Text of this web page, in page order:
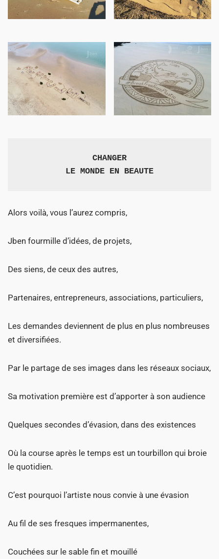
CHANGER
LE MONDE EN BEAUTE
Alors voilà, vous l’aurez compris,
Jben fourmille d’idées, de projets,
Des siens, de ceux des autres,
Partenaires, entrepreneurs, associations, particuliers,
Les demandes deviennent de plus en plus nombreuses
et diversifiées.
Par le partage de ses images dans les réseaux sociaux,
Sa motivation première est d’apporter à son audience
Quelques secondes d’évasion, dans des existences
Où la course après le temps est un tourbillon qui broie
le quotidien.
C’est pourquoi l’artiste nous convie à une évasion
Au fil de ses fresques impermanentes,
Couchées sur le sable fin et mouillé